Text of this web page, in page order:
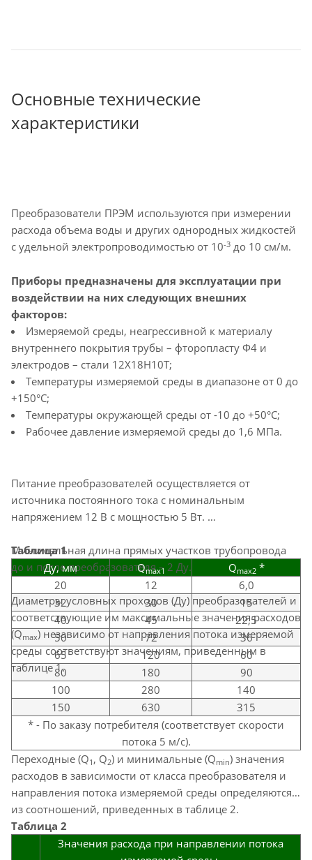
Основные технические
характеристики
Преобразователи ПРЭМ используются при измерении
расхода объема воды и других однородных жидкостей
с удельной электропроводимостью от 10-3 до 10 cм/м.
Приборы предназначены для эксплуатации при
воздействии на них следующих внешних
факторов:
Измеряемой среды, неагрессивной к материалу
внутреннего покрытия трубы – фторопласту Ф4 и
электродов – стали 12Х18Н10Т;
Температуры измеряемой среды в диапазоне от 0 до
+150°C;
Температуры окружающей среды от -10 до +50°С;
Рабочее давление измеряемой среды до 1,6 МПа.
Питание преобразователей осуществляется от
источника постоянного тока с номинальным
напряжением 12 В с мощностью 5 Вт.
Минимальная длина прямых участков трубопровода
до и после преобразователя – 2 Ду.
Диаметры условных проходов (Ду) преобразователей и
соответствующие им максимальные значения расходов
(Qmaх) независимо от направления потока измеряемой
среды соответствуют значениям, приведенным в
таблице 1.
Таблица 1
Ду, мм
Qmax1 Qmax2*
20
12
6,0
32
30
15
40
45
22,5
50
72
36
65
120
60
80
180
90
100
280
140
150
630
315
* - По заказу потребителя (соответствует скорости
потока 5 м/с).
Переходные (Q1 , Q2) и минимальные (Qmin) значения
расходов в зависимости от класса преобразователя и
направления потока измеряемой среды определяются
из соотношений, приведенных в таблице 2.
Таблица 2
Значения расхода при направлении потока